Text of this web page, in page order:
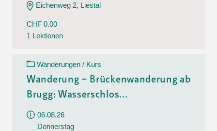
Eichenweg 2, Liestal
CHF 0.00
1 Lektionen
Wanderungen / Kurs
Wanderung – Brückenwanderung ab
Brugg: Wasserschlos...
06.08.26
Donnerstag